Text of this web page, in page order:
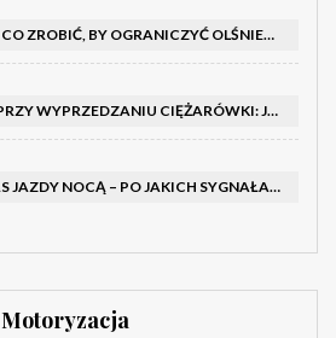
JAZDA POD SŁOŃCE: CO ZROBIĆ, BY OGRANICZYĆ OLŚNIENIE I POPRAWIĆ WIDOCZNOŚĆ
PODMUCH WIATRU PRZY WYPRZEDZANIU CIĘŻARÓWKI: JAK UTRZYMAĆ TOR JAZDY I OPANOWAĆ AUTO
ZMĘCZENIE PODCZAS JAZDY NOCĄ – PO JAKICH SYGNAŁACH ROZPOZNAĆ SENNOŚĆ ZA KIEROWNICĄ I KIEDY ZROBIĆ PRZERWĘ
Motoryzacja